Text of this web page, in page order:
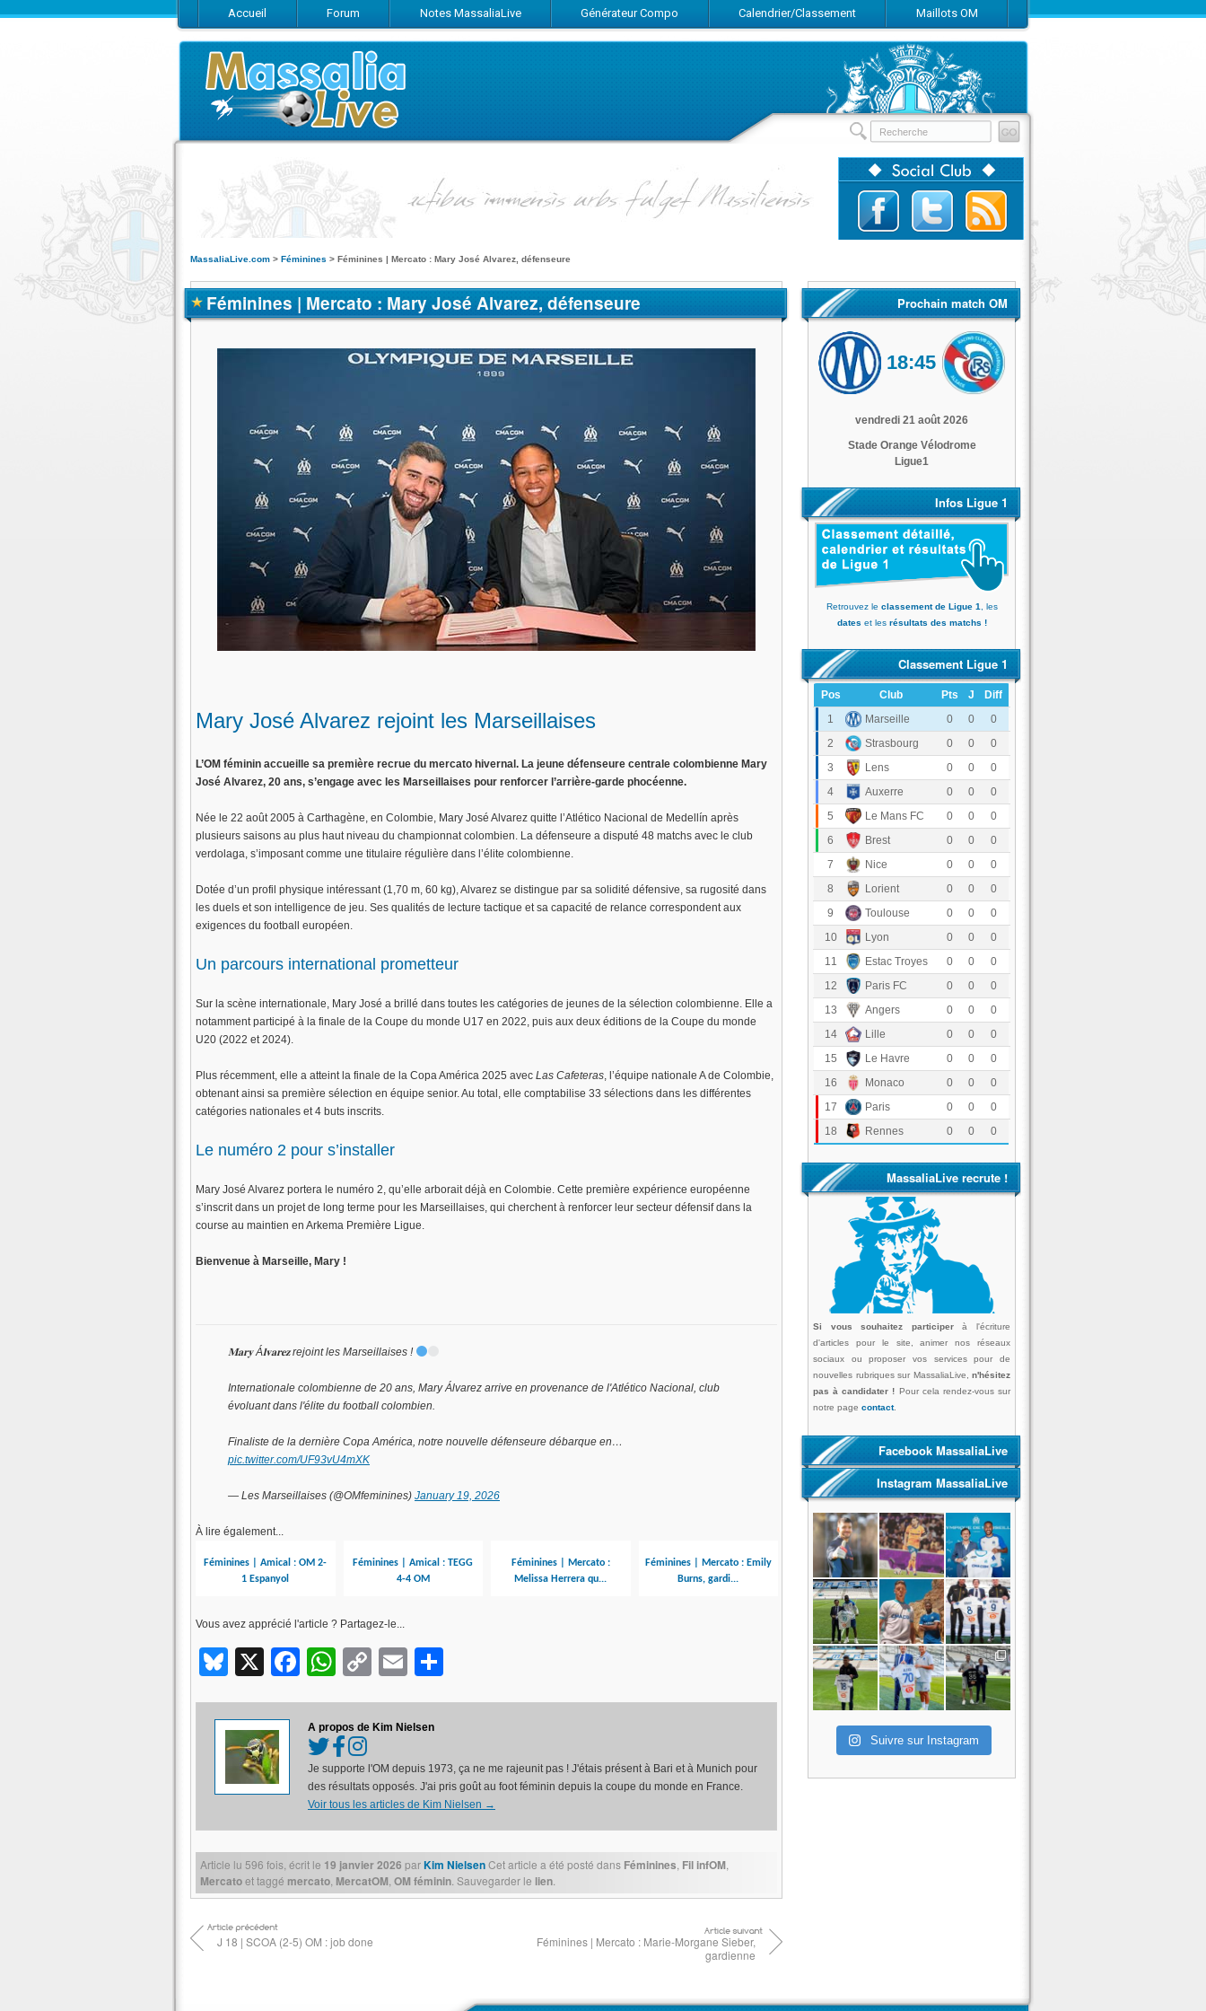
Accueil Forum Notes MassaliaLive Générateur Compo Calendrier/Classement Maillots OM
Suivez-nous sur Facebook
Suivez-nous sur TwitterAbonnez-vous au flux RSS
MassaliaLive.com > Féminines > Féminines | Mercato : Mary José Alvarez, défenseure
Féminines | Mercato : Mary José Alvarez, défenseure
Mary José Alvarez rejoint les Marseillaises
L’OM féminin accueille sa première recrue du mercato hivernal. La jeune défenseure centrale colombienne Mary
José Alvarez, 20 ans, s’engage avec les Marseillaises pour renforcer l’arrière-garde phocéenne.
Née le 22 août 2005 à Carthagène, en Colombie, Mary José Alvarez quitte l’Atlético Nacional de Medellín après
plusieurs saisons au plus haut niveau du championnat colombien. La défenseure a disputé 48 matchs avec le club
verdolaga, s’imposant comme une titulaire régulière dans l’élite colombienne.
Dotée d’un profil physique intéressant (1,70 m, 60 kg), Alvarez se distingue par sa solidité défensive, sa rugosité dans
les duels et son intelligence de jeu. Ses qualités de lecture tactique et sa capacité de relance correspondent aux
exigences du football européen.
Un parcours international prometteur
Sur la scène internationale, Mary José a brillé dans toutes les catégories de jeunes de la sélection colombienne. Elle a
notamment participé à la finale de la Coupe du monde U17 en 2022, puis aux deux éditions de la Coupe du monde
U20 (2022 et 2024).
Plus récemment, elle a atteint la finale de la Copa América 2025 avec Las Cafeteras, l’équipe nationale A de Colombie,
obtenant ainsi sa première sélection en équipe senior. Au total, elle comptabilise 33 sélections dans les différentes
catégories nationales et 4 buts inscrits.
Le numéro 2 pour s’installer
Mary José Alvarez portera le numéro 2, qu’elle arborait déjà en Colombie. Cette première expérience européenne
s’inscrit dans un projet de long terme pour les Marseillaises, qui cherchent à renforcer leur secteur défensif dans la
course au maintien en Arkema Première Ligue.
Bienvenue à Marseille, Mary !
𝐌𝐚𝐫𝐲 Á𝐥𝐯𝐚𝐫𝐞𝐳 rejoint les Marseillaises !
Internationale colombienne de 20 ans, Mary Álvarez arrive en provenance de l'Atlético Nacional, club
évoluant dans l'élite du football colombien.
Finaliste de la dernière Copa América, notre nouvelle défenseure débarque en…
pic.twitter.com/UF93vU4mXK
— Les Marseillaises (@OMfeminines) January 19, 2026
À lire également...
Féminines | Amical : OM 2-
1 Espanyol
Féminines | Amical : TEGG
4-4 OM
Féminines | Mercato :
Melissa Herrera qu...
Féminines | Mercato : Emily
Burns, gardi...
Vous avez apprécié l'article ? Partagez-le...
Bluesky
X Facebook
WhatsApp
CopyEmail
A propos de Kim Nielsen
Je supporte l'OM depuis 1973, ça ne me rajeunit pas ! J'étais présent à Bari et à Munich pour
des résultats opposés. J'ai pris goût au foot féminin depuis la coupe du monde en France.
Voir tous les articles de Kim Nielsen →
Article lu 596 fois, écrit le 19 janvier 2026 parKim NielsenCet article a été posté dans Féminines Fil infOM,
Mercatoet taggé mercato MercatOM OM féminin . Sauvegarder le lien
J 18 | SCOA (2-5) OM : job done
Féminines | Mercato : Marie-Morgane Sieber,
gardienne
Prochain match OM
Olympique de Marseille
18:45 RC Strasbourg Alsace
vendredi 21 août 2026
Stade Orange Vélodrome
Ligue1
Infos Ligue 1
Retrouvez le classement de Ligue 1
, les
dates et les résultats des matchs !
Classement Ligue 1
Pos Club Pts J
Diff
1
Olympique de Marseille
0 0
0
2
RC Strasbourg Alsace
0 0
0
3
RC Lens 0 0
0
4
AJ Auxerre 0 0
0
5
Le Mans FC 0 0
0
6
Stade Brestois 290 0
0
7
OGC Nice 0 0
0
8
FC Lorient 0 0
0
9
Toulouse FC 0 0
0
10
Olympique Lyonnais
0 0
0
11
Estac Troyes 0 0
0
12
Paris FC 0 0
0
13
Angers SCO 0 0
0
14
LOSC Lille 0 0
0
15
Havre Athletic Club
0 0
0
16
AS Monaco 0 0
0
17
Paris Saint-Germain
0 0
0
18
Stade Rennais FC
0 0 0
MassaliaLive recrute !
Si vous souhaitez participerà l'écriture
d'articles pour le site, animer nos réseaux
sociaux ou proposer vos services pour de
nouvelles rubriques sur MassaliaLive, n'hésitez
pas à candidater ! Pour cela rendez-vous sur
notre page contact.
Facebook MassaliaLive
Instagram MassaliaLive
Suivre sur Instagram